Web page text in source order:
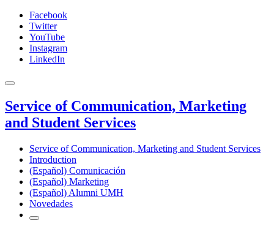
Facebook
Twitter
YouTube
Instagram
LinkedIn
Service of Communication, Marketing
and Student Services
Service of Communication, Marketing and Student Services
Introduction
(Español) Comunicación
(Español) Marketing
(Español) Alumni UMH
Novedades